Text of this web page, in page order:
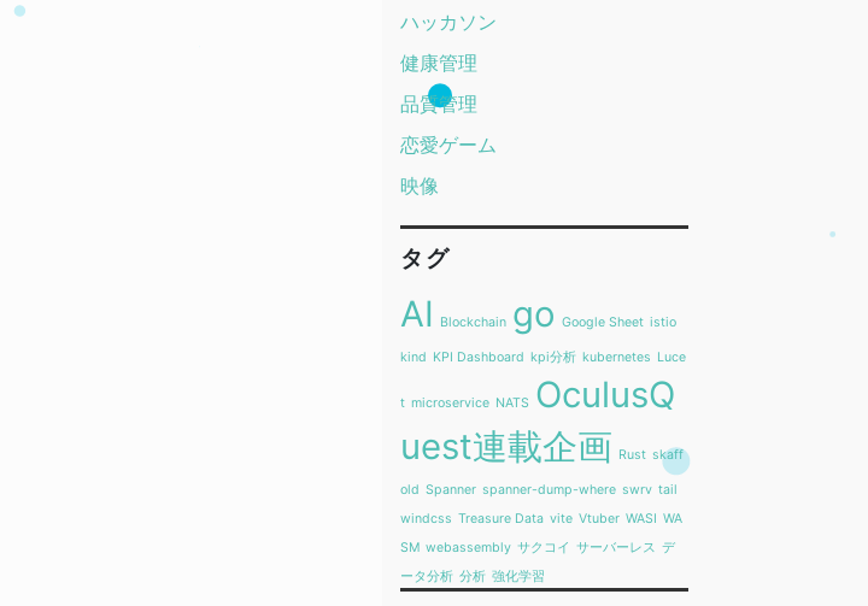
ハッカソン
健康管理
品質管理
恋愛ゲーム
映像
タグ
AI Blockchain go Google Sheet istio
kind KPI Dashboard kpi分析 kubernetes Luce
t microservice NATS OculusQ
uest連載企画 Rust skaff
old Spanner spanner-dump-where swrv tail
windcss Treasure Data vite Vtuber WASI WA
SM webassembly サクコイ サーバーレス デ
ータ分析 分析 強化学習